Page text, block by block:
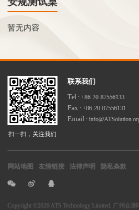
暂无内容
扫一扫，关注我们
联系我们
Tel : +86-20-87556133
Fax : +86-20-87556131
Email :
网站地图 友情链接 法律声明 隐私条款
Copyright ©2020 ATS Technology Limited. 广州众